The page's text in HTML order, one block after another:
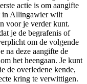
actie is om aangifte
in Allingawier wilt
voor je verder kunt.
je de begrafenis of
om de volgende
na deze aangifte de
het heengaan. Je kunt
de overledene kende,
kring te verwittigen.